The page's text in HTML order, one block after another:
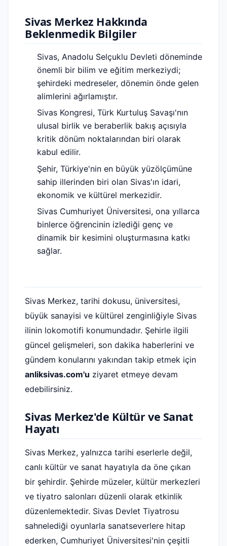
Sivas Merkez Hakkında
Beklenmedik Bilgiler
Sivas, Anadolu Selçuklu Devleti döneminde
önemli bir bilim ve eğitim merkeziydi;
şehirdeki medreseler, dönemin önde gelen
alimlerini ağırlamıştır.
Sivas Kongresi, Türk Kurtuluş Savaşı'nın
ulusal birlik ve beraberlik bakış açısıyla
kritik dönüm noktalarından biri olarak
kabul edilir.
Şehir, Türkiye'nin en büyük yüzölçümüne
sahip illerinden biri olan Sivas'ın idari,
ekonomik ve kültürel merkezidir.
Sivas Cumhuriyet Üniversitesi, ona yıllarca
binlerce öğrencinin izlediği genç ve
dinamik bir kesimini oluşturmasına katkı
sağlar.
Sivas Merkez, tarihi dokusu, üniversitesi,
büyük sanayisi ve kültürel zenginliğiyle Sivas
ilinin lokomotifi konumundadır. Şehirle ilgili
güncel gelişmeleri, son dakika haberlerini ve
gündem konularını yakından takip etmek için
anliksivas.com'u ziyaret etmeye devam
edebilirsiniz.
Sivas Merkez'de Kültür ve Sanat
Hayatı
Sivas Merkez, yalnızca tarihi eserlerle değil,
canlı kültür ve sanat hayatıyla da öne çıkan
bir şehirdir. Şehirde müzeler, kültür merkezleri
ve tiyatro salonları düzenli olarak etkinlik
düzenlemektedir. Sivas Devlet Tiyatrosu
sahnelediği oyunlarla sanatseverlere hitap
ederken, Cumhuriyet Üniversitesi'nin çeşitli